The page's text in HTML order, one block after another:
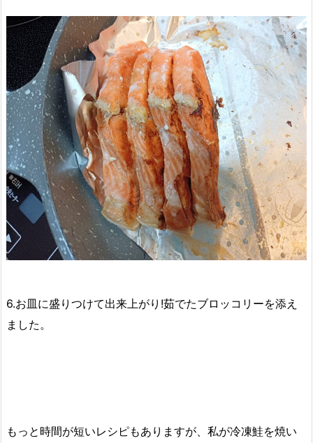
6.お皿に盛りつけて出来上がり!茹でたブロッコリーを添え
ました。
もっと時間が短いレシピもありますが、私が冷凍鮭を焼い